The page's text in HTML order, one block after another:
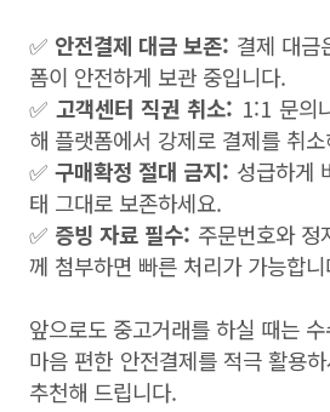
✅ 안전결제 대금 보존: 결제 대금
폼이 안전하게 보관 중입니다.
✅고객센터 직권 취소: 1:1 문의
해 플랫폼에서 강제로 결제를 취
✅ 구매확정 절대 금지: 성급하게
태 그대로 보존하세요.
✅ 증빙 자료 필수: 주문번호와
께 첨부하면 빠른 처리가 가능합
앞으로도 중고거래를 하실 때는
마음 편한 안전결제를 적극 활용
추천해 드립니다.